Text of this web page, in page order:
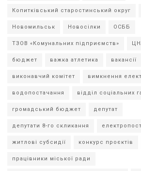
Копитківський старостинський округ
Новомильськ Новосілки ОСББ
ТЗОВ «Комунальних підприємств»
бюджет важка атлетика вакансії
виконавчий комітет вимкнення
водопостачання відділ соціальних
громадський бюджет депутат
депутати 8-го скликання
житлові субсидії конкурс проєктів
працівники міської ради